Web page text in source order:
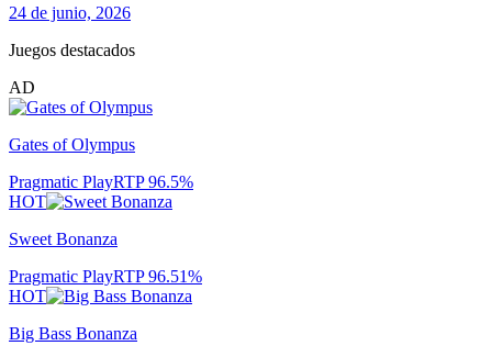
24 de junio, 2026
Juegos destacados
AD
Gates of Olympus
Pragmatic PlayRTP96.5%
HOT
Sweet Bonanza
Pragmatic PlayRTP96.51%
HOT
Big Bass Bonanza